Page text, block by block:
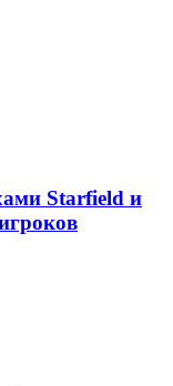
Starfield и